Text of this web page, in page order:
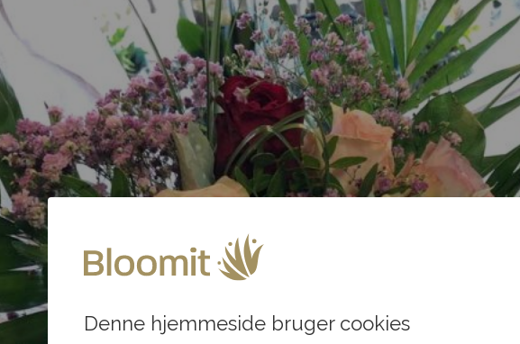
Denne hjemmeside bruger cookies